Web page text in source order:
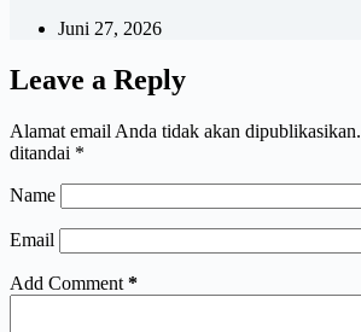
Juni 27, 2026
Leave a Reply
Alamat email Anda tidak akan dipublikasikan.
ditandai *
Name
Email
Add Comment *